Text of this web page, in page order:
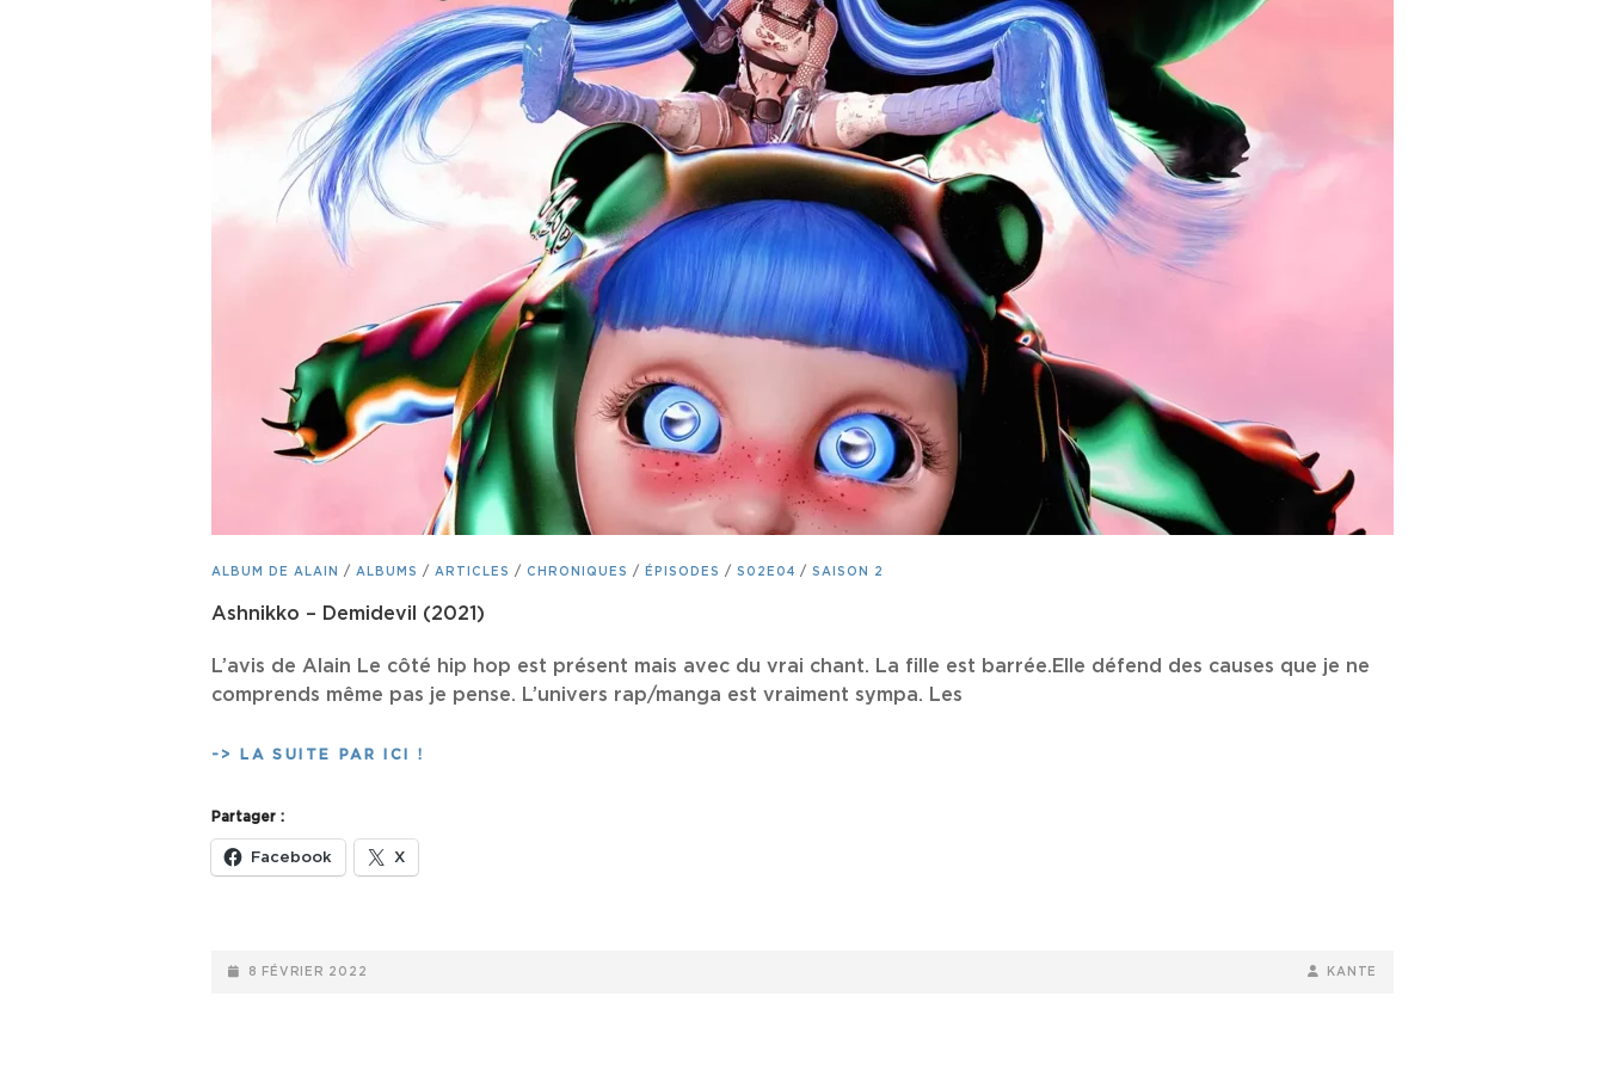
CAT
ALBUM DE ALAIN / ALBUMS / ARTICLES / CHRONIQUES / ÉPISODES / S02E04 / SAISON 2
Ashnikko – Demidevil (2021)
L’avis de Alain Le côté hip hop est présent mais avec du vrai chant. La fille est barrée.Elle défend des causes que je ne
comprends même pas je pense. L’univers rap/manga est vraiment sympa. Les
-> LA SUITE PAR ICI !
Partager :
Facebook X
POSTED-
8 FÉVRIER 2022
BY
BYLINEKANTE